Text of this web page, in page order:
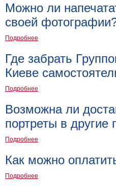
Можно ли
своей
Подробнее
Где забрать
Киеве
Подробнее
Возможна ли
портреты в другие
Подробнее
Как можно
Подробнее